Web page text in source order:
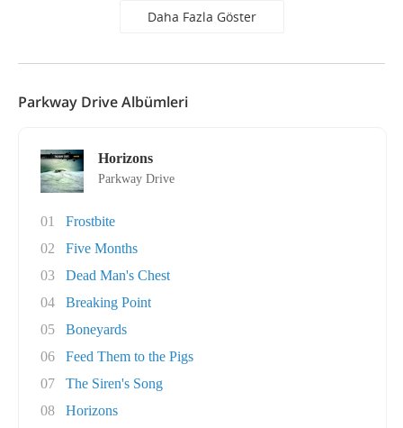
Daha Fazla Göster
Parkway Drive Albümleri
Horizons
Parkway Drive
01
Frostbite
02
Five Months
03
Dead Man's Chest
04
Breaking Point
05
Boneyards
06
Feed Them to the Pigs
07
The Siren's Song
08
Horizons